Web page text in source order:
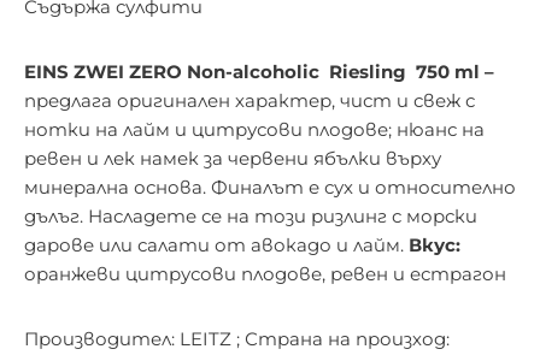
Съдържа сулфити
EINS ZWEI ZERO Non-alcoholic Riesling 750 ml –
предлага оригинален характер, чист и свеж с
нотки на лайм и цитрусови плодове; нюанс на
ревен и лек намек за червени ябълки върху
минерална основа. Финалът е сух и относително
дълъг. Насладете се на този ризлинг с морски
дарове или салати от авокадо и лайм. Вкус:
оранжеви цитрусови плодове, ревен и естрагон
Производител: LEITZ ; Страна на произход: